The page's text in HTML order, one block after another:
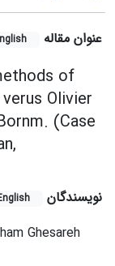
عنوان مقاله
of
Olivier
(Case
نویسندگان
Ghesareh